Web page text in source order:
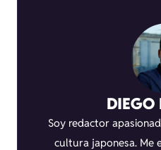
DIEGO
Soy redactor
cultura japonesa. Me